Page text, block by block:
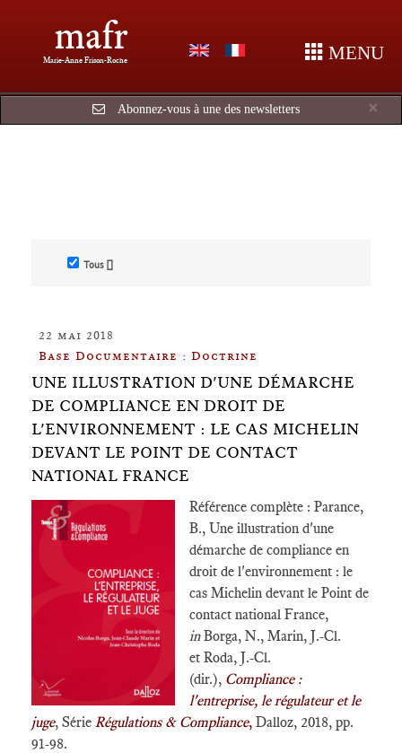
mafr
Marie-Anne Frison-Roche MENU
×
Abonnez-vous à une des newsletters
Tous []
22 mai 2018
Base Documentaire : Doctrine
UNE ILLUSTRATION D'UNE DÉMARCHE
DE COMPLIANCE EN DROIT DE
L'ENVIRONNEMENT : LE CAS MICHELIN
DEVANT LE POINT DE CONTACT
NATIONAL FRANCE
Référence complète : Parance,
B., Une illustration d'une
démarche de compliance en
droit de l'environnement : le
cas Michelin devant le Point de
contact national France,
inBorga, N., Marin, J.-Cl.
et Roda, J.-Cl.
(dir.), Compliance :
l'entreprise, le régulateur et le
juge, Série Régulations & Compliance, Dalloz, 2018, pp.
91-98.